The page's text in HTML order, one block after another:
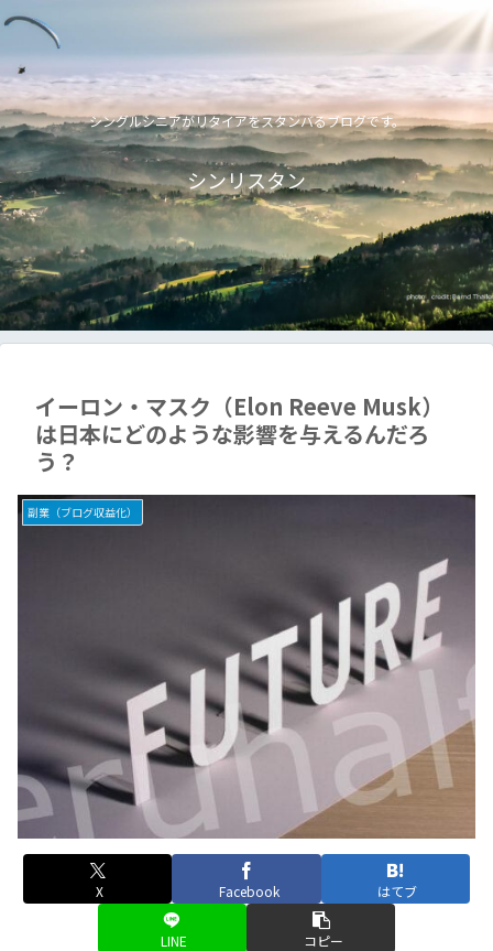
シングルシニアがリタイアをスタンバるブログです。
シンリスタン
イーロン・マスク（Elon Reeve Musk）
は日本にどのような影響を与えるんだろ
う？
副業（ブログ収益化）
X Facebook はてブ
LINE コピー